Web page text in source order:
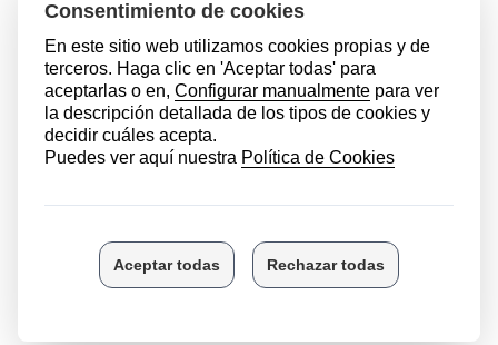
mm.
Anclajes inferiores: Separación de 123 mm entre
patillas y 51 mm a cada lado. Longitud de patilla
trasera de 17 mm.
Mantenimiento:Totalmenteapto para lavavajillas
que facilita su limpieza mensual con agua caliente y
desengrasante.
Compatibilidad y Verificación
Cata, Apelson y Nodor. Debido a que existen
muchos modelos con estéticas similares pero anclajes